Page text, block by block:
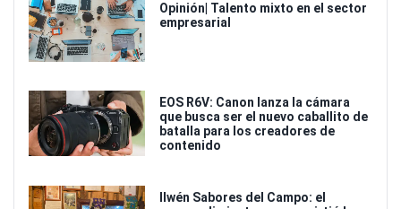
Opinión| Talento mixto en el sector
empresarial
EOS R6V: Canon lanza la cámara
que busca ser el nuevo caballito de
batalla para los creadores de
contenido
Ilwén Sabores del Campo: el